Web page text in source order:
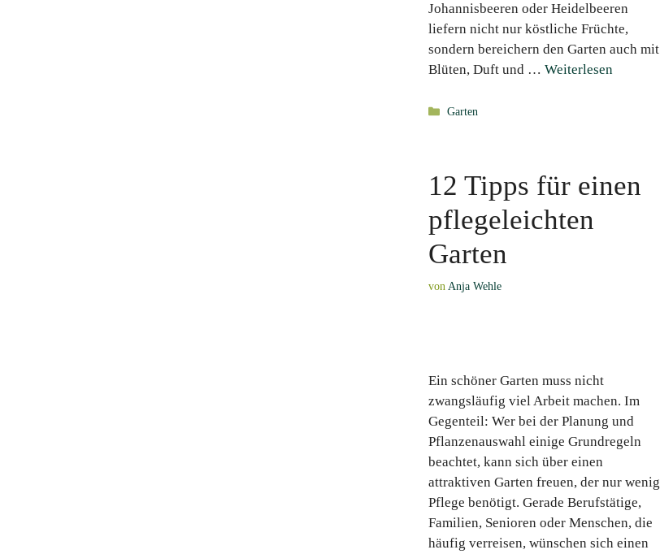
Johannisbeeren oder Heidelbeeren
liefern nicht nur köstliche Früchte,
sondern bereichern den Garten auch mit
Blüten, Duft und … Weiterlesen
Kategorien
Garten
12 Tipps für einen
pflegeleichten
Garten
von Anja Wehle
Ein schöner Garten muss nicht
zwangsläufig viel Arbeit machen. Im
Gegenteil: Wer bei der Planung und
Pflanzenauswahl einige Grundregeln
beachtet, kann sich über einen
attraktiven Garten freuen, der nur wenig
Pflege benötigt. Gerade Berufstätige,
Familien, Senioren oder Menschen, die
häufig verreisen, wünschen sich einen